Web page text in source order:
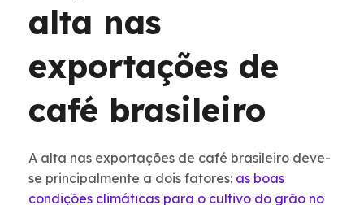
alta nas
exportações de
café brasileiro
A alta nas exportações de café brasileiro deve-
se principalmente a dois fatores: as boas
condições climáticas para o cultivo do grão no